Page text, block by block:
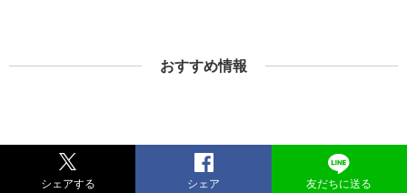
おすすめ情報
シェアする シェア 友だちに送る